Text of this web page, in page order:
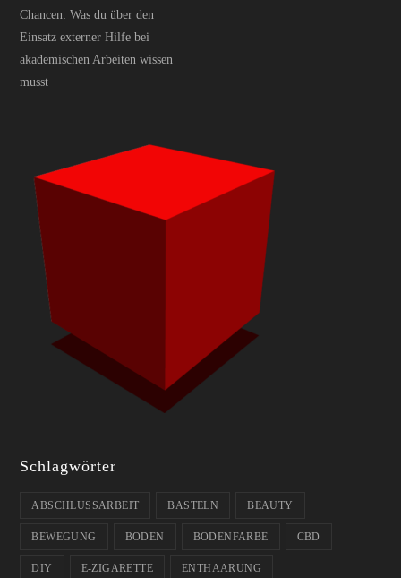
Chancen: Was du über den
Einsatz externer Hilfe bei
akademischen Arbeiten wissen
musst
Schlagwörter
ABSCHLUSSARBEIT BASTELN BEAUTY
BEWEGUNG BODEN BODENFARBE CBD
DIY E-ZIGARETTE ENTHAARUNG